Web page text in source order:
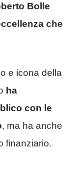
Bolle
che
e icona della
ha
con le
, ma ha anche
finanziario.